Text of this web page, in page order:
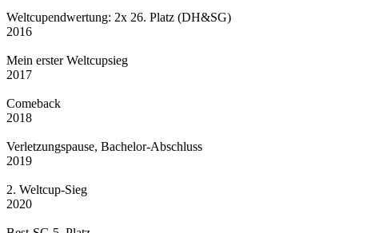
Weltcupendwertung: 2x 26. Platz (DH&SG)
2016
Mein erster Weltcupsieg
2017
Comeback
2018
Verletzungspause, Bachelor-Abschluss
2019
2. Weltcup-Sieg
2020